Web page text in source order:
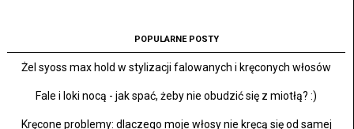
POPULARNE POSTY
Żel syoss max hold w stylizacji falowanych i kręconych włosów
Fale i loki nocą - jak spać, żeby nie obudzić się z miotłą? :)
Kręcone problemy: dlaczego moje włosy nie kręcą się od samej